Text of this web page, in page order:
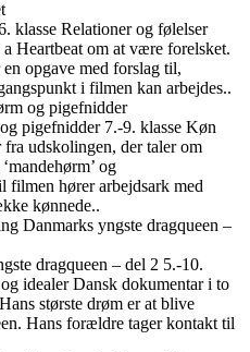
klasse Relationer og følelser
Heartbeat om at være forelsket.
opgave med forslag til,
i filmen kan arbejdes..
og pigefnidder
pigefnidder 7.-9. klasse Køn
udskolingen, der taler om
og
filmen hører arbejdsark med
kønnede..
Danmarks yngste dragqueen –
dragqueen – del 2 5.-10.
idealer Dansk dokumentar i to
største drøm er at blive
Hans forældre tager kontakt til